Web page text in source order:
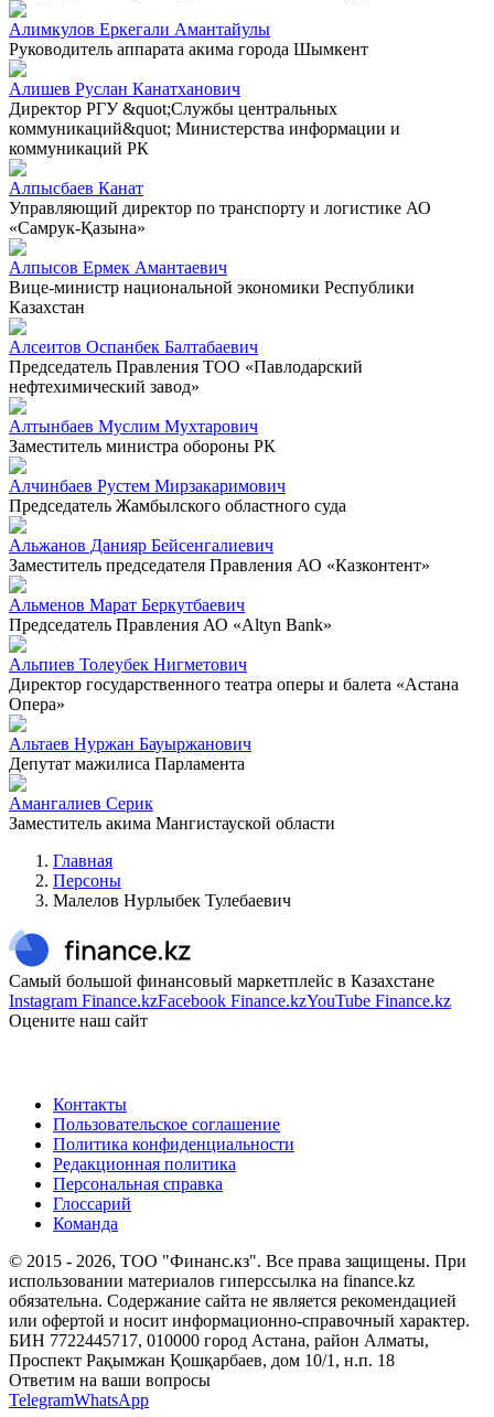
Алимкулов Еркегали Амантайулы
Руководитель аппарата акима города Шымкент
Алишев Руслан Канатханович
Директор РГУ &quot;Службы центральных
коммуникаций&quot; Министерства информации и
коммуникаций РК
Алпысбаев Канат
Управляющий директор по транспорту и логистике АО
«Самрук-Қазына»
Алпысов Ермек Амантаевич
Вице-министр национальной экономики Республики
Казахстан
Алсеитов Оспанбек Балтабаевич
Председатель Правления ТОО «Павлодарский
нефтехимический завод»
Алтынбаев Муслим Мухтарович
Заместитель министра обороны РК
Алчинбаев Рустем Мирзакаримович
Председатель Жамбылского областного суда
Альжанов Данияр Бейсенгалиевич
Заместитель председателя Правления АО «Казконтент»
Альменов Марат Беркутбаевич
Председатель Правления АО «Altyn Bank»
Альпиев Толеубек Нигметович
Директор государственного театра оперы и балета «Астана
Опера»
Альтаев Нуржан Бауыржанович
Депутат мажилиса Парламента
Амангалиев Серик
Заместитель акима Мангистауской области
Главная
Персоны
Малелов Нурлыбек Тулебаевич
Самый большой финансовый маркетплейс в Казахстане
Instagram Finance.kzFacebook Finance.kzYouTube Finance.kz
Оцените наш сайт
Контакты
Пользовательское соглашение
Политика конфиденциальности
Редакционная политика
Персональная справка
Глоссарий
Команда
© 2015 - 2026, ТОО "Финанс.кз". Все права защищены. При
использовании материалов гиперссылка на finance.kz
обязательна. Содержание сайта не является рекомендацией
или офертой и носит информационно-справочный характер.
БИН 7722445717, 010000 город Астана, район Алматы,
Проспект Рақымжан Қошқарбаев, дом 10/1, н.п. 18
Ответим на ваши вопросы
TelegramWhatsApp